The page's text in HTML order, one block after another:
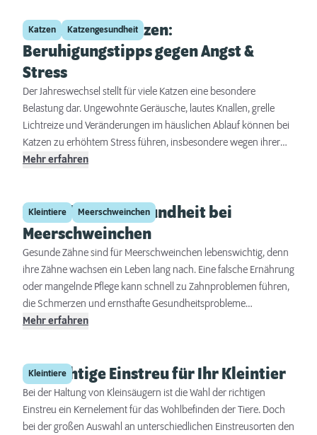
Kratzbaum, auf der Couch oder draußen im Garten.
Katzen Katzengesundheit
Silvester mit Katzen:
Beruhigungstipps gegen Angst &
Stress
Der Jahreswechsel stellt für viele Katzen eine besondere
Belastung dar. Ungewohnte Geräusche, lautes Knallen, grelle
Lichtreize und Veränderungen im häuslichen Ablauf können bei
Katzen zu erhöhtem Stress führen, insbesondere wegen ihrer
besonders feinen Sinne. Um Angst und Stress
gering wie möglich ist? Das verrät dieser Ratgeber zur
Katzengesundheit.
Mehr erfahren
Kleintiere Meerschweinchen
Zahnpflege & -gesundheit bei
Meerschweinchen
Gesunde Zähne sind für Meerschweinchen lebenswichtig, denn
ihre Zähne wachsen ein Leben lang nach. Eine falsche Ernährung
oder mangelnde Pflege kann schnell zu Zahnproblemen führen,
die Schmerzen und ernsthafte Gesundheitsprobleme
verursachen. In diesem Ratgeber erfahren Sie, wie Sie die
Ernstfall zu tun ist.
Mehr erfahren
Kleintiere
Die richtige Einstreu für Ihr Kleintier
Bei der Haltung von Kleinsäugern ist die Wahl der richtigen
Einstreu ein Kernelement für das Wohlbefinden der Tiere. Doch
bei der großen Auswahl an unterschiedlichen Einstreusorten den